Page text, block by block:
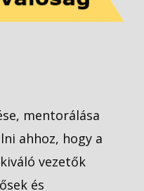
mentorálása
ahhoz, hogy a
vezetők
és